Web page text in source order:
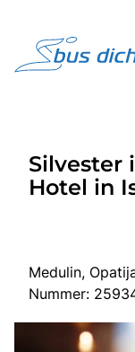
Highlights
Service
Busreisen
Silvester
Hotel in
Medulin,
Nummer: